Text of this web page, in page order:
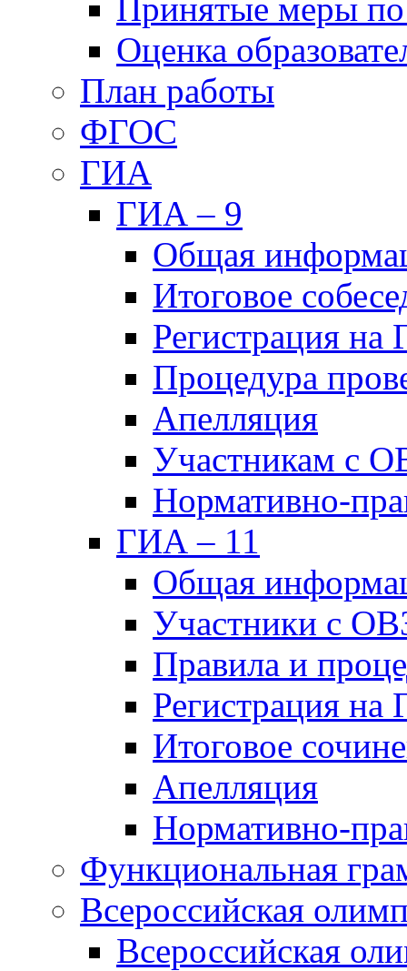
Принятые меры
Оценка
План работы
ФГОС
ГИА
ГИА – 9
Общая
Итоговое
Регистрация
Процедура
Апелляция
Участникам с
Нормативно-
ГИА – 11
Общая
Участники с
Правила и
Регистрация
Итоговое
Апелляция
Нормативно-
Функциональная
Всероссийская
Всероссийская